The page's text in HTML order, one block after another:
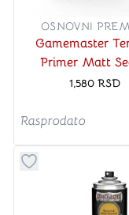
OSNOVNI
Gamemaster
Primer Matt
1,580 RSD
Rasprodato
Dugme za